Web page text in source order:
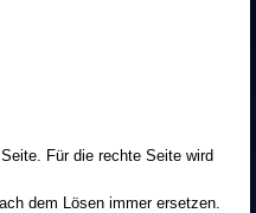
Für die rechte Seite wird
dem Lösen immer ersetzen.